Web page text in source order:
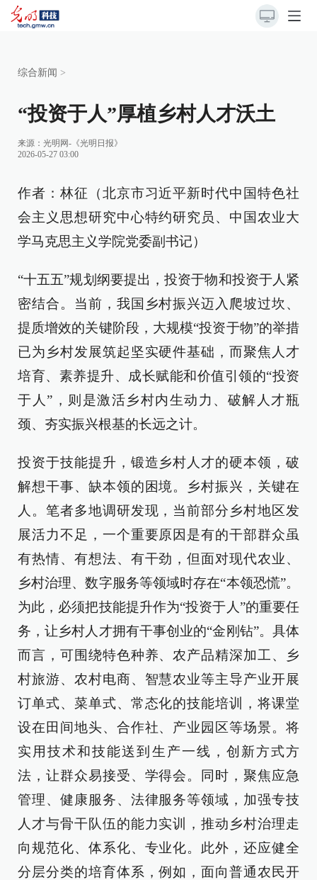
综合新闻 >
“投资于人”厚植乡村人才沃土
来源： 光明网-《光明日报》
2026-05-27 03:00
作者：林征（北京市习近平新时代中国特色社
会主义思想研究中心特约研究员、中国农业大
学马克思主义学院党委副书记）
“十五五”规划纲要提出，投资于物和投资于人紧
密结合。当前，我国乡村振兴迈入爬坡过坎、
提质增效的关键阶段，大规模“投资于物”的举措
已为乡村发展筑起坚实硬件基础，而聚焦人才
培育、素养提升、成长赋能和价值引领的“投资
于人”，则是激活乡村内生动力、破解人才瓶
颈、夯实振兴根基的长远之计。
投资于技能提升，锻造乡村人才的硬本领，破
解想干事、缺本领的困境。乡村振兴，关键在
人。笔者多地调研发现，当前部分乡村地区发
展活力不足，一个重要原因是有的干部群众虽
有热情、有想法、有干劲，但面对现代农业、
乡村治理、数字服务等领域时存在“本领恐慌”。
为此，必须把技能提升作为“投资于人”的重要任
务，让乡村人才拥有干事创业的“金刚钻”。具体
而言，可围绕特色种养、农产品精深加工、乡
村旅游、农村电商、智慧农业等主导产业开展
订单式、菜单式、常态化的技能培训，将课堂
设在田间地头、合作社、产业园区等场景。将
实用技术和技能送到生产一线，创新方式方
法，让群众易接受、学得会。同时，聚焦应急
管理、健康服务、法律服务等领域，加强专技
人才与骨干队伍的能力实训，推动乡村治理走
向规范化、体系化、专业化。此外，还应健全
分层分类的培育体系，例如，面向普通农民开